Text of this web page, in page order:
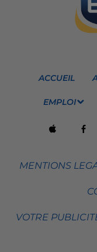
ACCUEIL
EMPLOI
MENTIONS
VOTRE